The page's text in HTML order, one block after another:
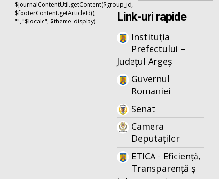
$journalContentUtil.getContent($group_id,
$footerContent.getArticleId(),
"", "$locale", $theme_display)
Link-uri rapide
Instituția
Prefectului –
Județul Argeș
Guvernul
Romaniei
Senat
Camera
Deputaților
ETICA - Eficiență,
Transparență și